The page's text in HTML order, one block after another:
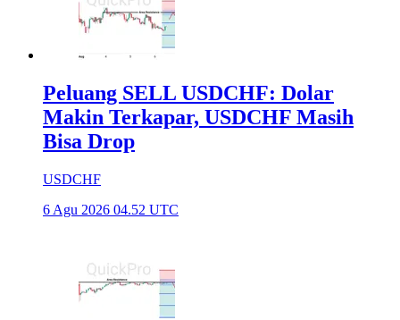
Peluang SELL USDCHF: Dolar
Makin Terkapar, USDCHF Masih
Bisa Drop
USDCHF
6 Agu 2026 04.52 UTC